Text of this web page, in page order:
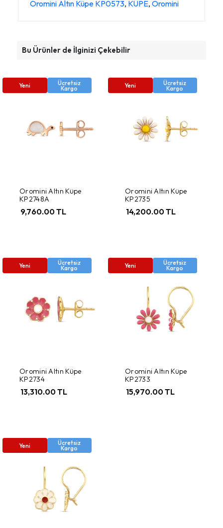
Oromini Altın Küpe KP0573, KÜPE, Oromini
Bu Ürünler de İlginizi Çekebilir
Yeni Ücretsiz
Kargo
Oromini Altın Küpe
KP2748A
9,760.00 TL
Yeni Ücretsiz
Kargo
Oromini Altın Küpe
KP2735
14,200.00 TL
Yeni Ücretsiz
Kargo
Oromini Altın Küpe
KP2734
13,310.00 TL
Yeni Ücretsiz
Kargo
Oromini Altın Küpe
KP2733
15,970.00 TL
Yeni Ücretsiz
Kargo